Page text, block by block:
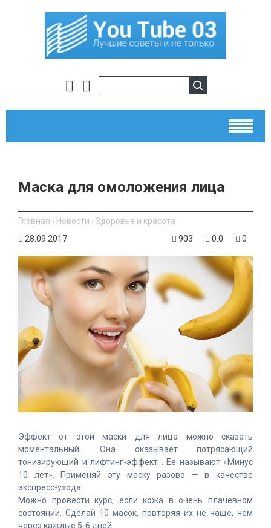
Маска для омоложения лица
Главная › Новости › Здоровье и красота
28.09.2017
903 0.0 0
Эффект от этой маски для лица можно сказать
моментальный. Она оказывает потрясающий
тонизирующий и лифтинг-эффект . Ее называют «Минус
10 лет». Применяй эту маску разово — в качестве
экспресс-ухода.
Можно провести курс, если кожа в очень плачевном
состоянии. Сделай 10 масок, повторяя их не чаще, чем
через каждые 5-6 дней.